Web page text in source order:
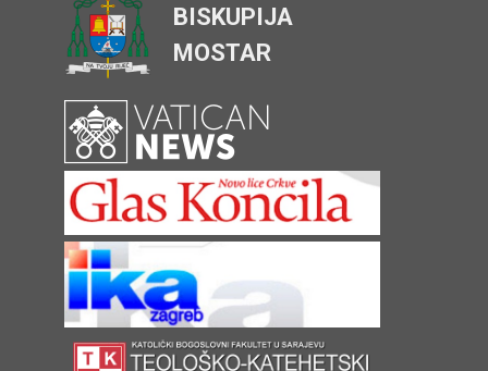
BISKUPIJA
MOSTAR